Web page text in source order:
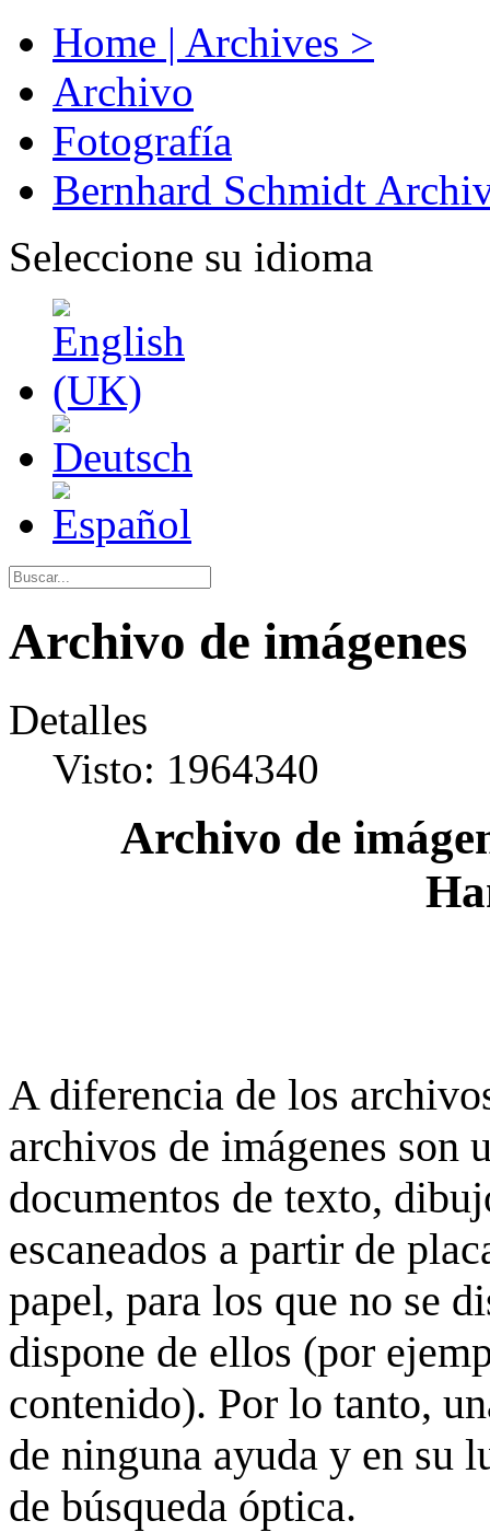
Home | Archives >
Archivo
Fotografía
Bernhard Schmidt
Seleccione su idioma
Archivo de imágenes
Detalles
Visto: 1964340
Archivo de
A diferencia de los
archivos de imágenes son
documentos de texto,
escaneados a partir de
papel, para los que no se
dispone de ellos (por
contenido). Por lo tanto,
de ninguna ayuda y en su
de búsqueda óptica.